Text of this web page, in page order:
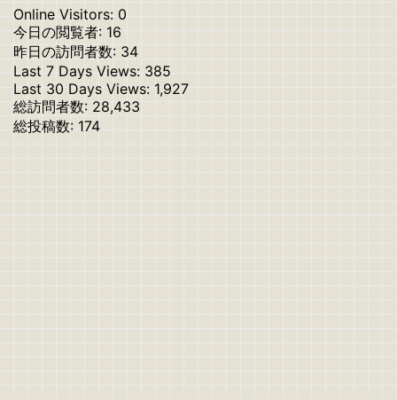
Online Visitors: 0
今日の閲覧者: 16
昨日の訪問者数: 34
Last 7 Days Views: 385
Last 30 Days Views: 1,927
総訪問者数: 28,433
総投稿数: 174